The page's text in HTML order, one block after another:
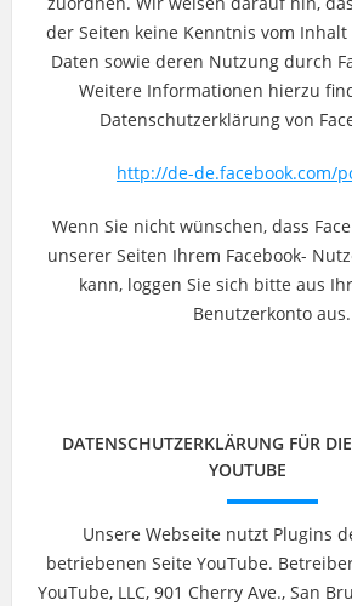
der Seiten keine Kenntnis vom
Daten sowie deren Nutzung durch
Weitere Informationen hierzu
Datenschutzerklärung von
http://de-de.facebook.com/
Wenn Sie nicht wünschen, dass
unserer Seiten Ihrem Facebook-
kann, loggen Sie sich bitte aus
Benutzerkonto aus.
DATENSCHUTZERKLÄRUNG FÜR
YOUTUBE
Unsere Webseite nutzt Plugins
betriebenen Seite YouTube.
YouTube, LLC, 901 Cherry Ave., San